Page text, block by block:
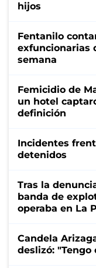
hijos
Fentanilo
exfuncionarias
semana
Femicidio de
un hotel
definición
Incidentes
detenidos
Tras la
banda de
operaba en La
Candela
deslizó: